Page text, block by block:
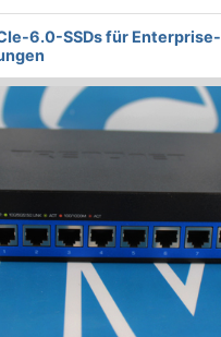
6.0-SSDs für Enterprise-